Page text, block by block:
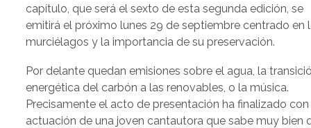
capítulo, que será el sexto de esta segunda edición, se
emitirá el próximo lunes 29 de septiembre centrado en
murciélagos y la importancia de su preservación.
Por delante quedan emisiones sobre el agua, la
energética del carbón a las renovables, o la música.
Precisamente el acto de presentación ha finalizado con
actuación de una joven cantautora que sabe muy bien